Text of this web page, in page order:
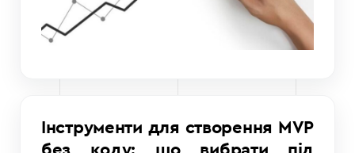
Інструменти для створення MVP
без коду: що вибрати під